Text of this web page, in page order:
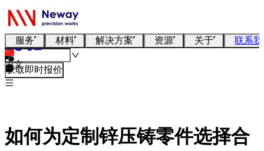
服务 材料 解决方案 资源 关于 联系
中文
获取即时报价
如何为定制锌压铸零件选择合